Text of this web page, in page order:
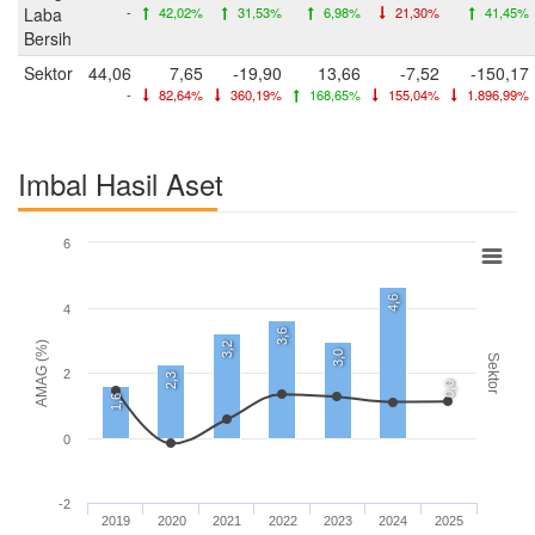
Laba
Bersih
- 42,02% 31,53% 6,98% 21,30% 41,45%
Sektor 44,06
-
7,65
82,64%
-19,90
360,19%
13,66
168,65%
-7,52
155,04%
-150,17
1.896,99%
Imbal Hasil Aset
AMAG (%) Sektor
1,6
2,3
3,2
3,6
3,0
4,6
0,0
2019 2020 2021 2022 2023 2024 2025
-2
0
2
4
6